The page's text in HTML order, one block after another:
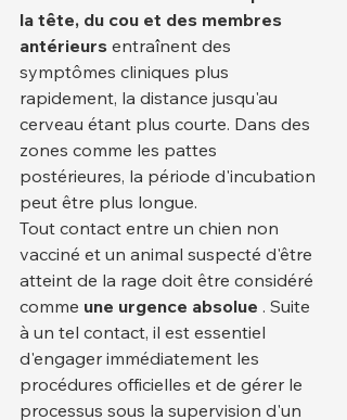
la tête, du cou et des membres
antérieurs entraînent des
symptômes cliniques plus
rapidement, la distance jusqu'au
cerveau étant plus courte. Dans des
zones comme les pattes
postérieures, la période d'incubation
peut être plus longue.
Tout contact entre un chien non
vacciné et un animal suspecté d'être
atteint de la rage doit être considéré
comme une urgence absolue . Suite
à un tel contact, il est essentiel
d'engager immédiatement les
procédures officielles et de gérer le
processus sous la supervision d'un